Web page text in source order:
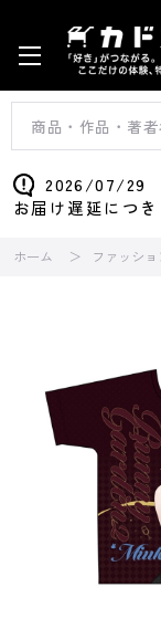
2026/07/29
お届け遅延につ
ホーム ファッショ